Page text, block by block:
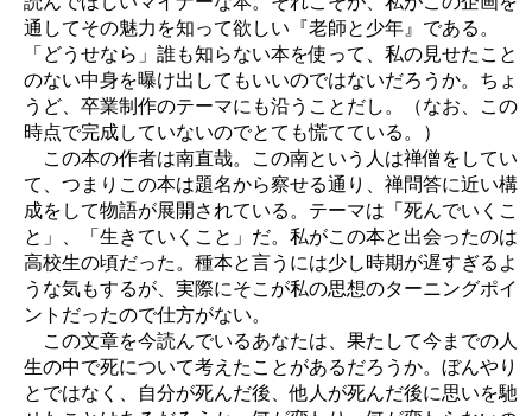
通してその魅力を知って欲しい『老師と少年』である。
「どうせなら」誰も知らない本を使って、私の見せたこと
のない中身を曝け出してもいいのではないだろうか。ちょ
うど、卒業制作のテーマにも沿うことだし。（なお、この
時点で完成していないのでとても慌てている。）
この本の作者は南直哉。この南という人は禅僧をしてい
て、つまりこの本は題名から察せる通り、禅問答に近い構
成をして物語が展開されている。テーマは「死んでいくこ
と」、「生きていくこと」だ。私がこの本と出会ったのは
高校生の頃だった。種本と言うには少し時期が遅すぎるよ
うな気もするが、実際にそこが私の思想のターニングポイ
ントだったので仕方がない。
この文章を今読んでいるあなたは、果たして今までの人
生の中で死について考えたことがあるだろうか。ぼんやり
とではなく、自分が死んだ後、他人が死んだ後に思いを馳